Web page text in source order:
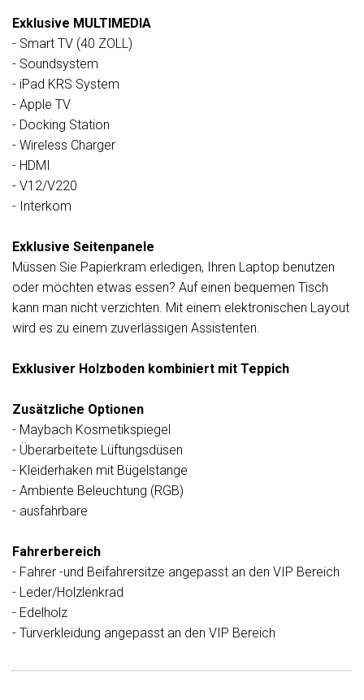
Exklusive MULTIMEDIA
- Smart TV (40 ZOLL)
- Soundsystem
- iPad KRS System
- Apple TV
- Docking Station
- Wireless Charger
- HDMI
- V12/V220
- Interkom
Exklusive Seitenpanele
Müssen Sie Papierkram erledigen, Ihren Laptop benutzen
oder möchten etwas essen? Auf einen bequemen Tisch
kann man nicht verzichten. Mit einem elektronischen Layout
wird es zu einem zuverlässigen Assistenten.
Exklusiver Holzboden kombiniert mit Teppich
Zusätzliche Optionen
- Maybach Kosmetikspiegel
- Überarbeitete Lüftungsdüsen
- Kleiderhaken mit Bügelstange
- Ambiente Beleuchtung (RGB)
- ausfahrbare
Fahrerbereich
- Fahrer -und Beifahrersitze angepasst an den VIP Bereich
- Leder/Holzlenkrad
- Edelholz
- Türverkleidung angepasst an den VIP Bereich